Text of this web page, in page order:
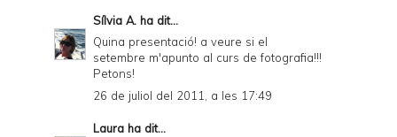
Sílvia A. ha dit...
Quina presentació! a veure si el
setembre m'apunto al curs de fotografia!!!
Petons!
26 de juliol del 2011, a les 17:49
Laura ha dit...